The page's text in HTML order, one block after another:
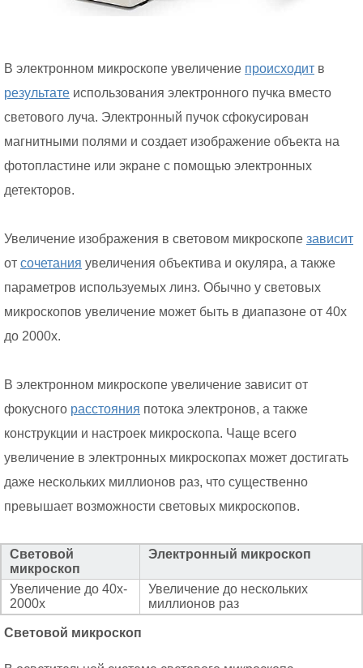
В электронном микроскопе увеличение происходит в
результате использования электронного пучка вместо
светового луча. Электронный пучок сфокусирован
магнитными полями и создает изображение объекта на
фотопластине или экране с помощью электронных
детекторов.
Увеличение изображения в световом микроскопе зависит
от сочетания увеличения объектива и окуляра, а также
параметров используемых линз. Обычно у световых
микроскопов увеличение может быть в диапазоне от 40x
до 2000x.
В электронном микроскопе увеличение зависит от
фокусного расстояния потока электронов, а также
конструкции и настроек микроскопа. Чаще всего
увеличение в электронных микроскопах может достигать
даже нескольких миллионов раз, что существенно
превышает возможности световых микроскопов.
Световой
микроскоп
Электронный микроскоп
Увеличение до 40x-
2000x
Увеличение до нескольких
миллионов раз
Световой микроскоп